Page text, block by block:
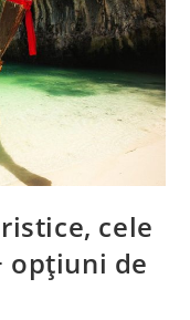
cele
opțiuni de